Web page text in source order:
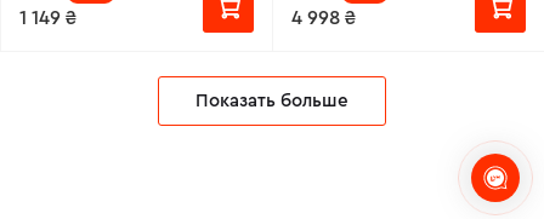
1 149 ₴ 4 998 ₴
Показать больше